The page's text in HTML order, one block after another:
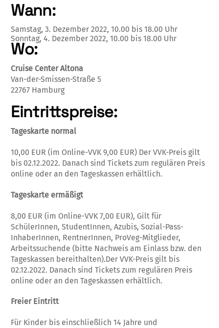
Wann:
Samstag, 3. Dezember 2022, 10.00 bis 18.00 Uhr
Sonntag, 4. Dezember 2022, 10.00 bis 18.00 Uhr
Wo:
Cruise Center Altona
Van-der-Smissen-Straße 5
22767 Hamburg
Eintrittspreise:
Tageskarte normal
10,00 EUR (im Online-VVK 9,00 EUR) Der VVK-Preis gilt
bis 02.12.2022. Danach sind Tickets zum regulären Preis
online oder an den Tageskassen erhältlich.
Tageskarte ermäßigt
8,00 EUR (im Online-VVK 7,00 EUR), Gilt für
SchülerInnen, StudentInnen, Azubis, Sozial-Pass-
InhaberInnen, RentnerInnen, ProVeg-Mitglieder,
Arbeitssuchende (bitte Nachweis am Einlass bzw. den
Tageskassen bereithalten).Der VVK-Preis gilt bis
02.12.2022. Danach sind Tickets zum regulären Preis
online oder an den Tageskassen erhältlich.
Freier Eintritt
Für Kinder bis einschließlich 14 Jahre und